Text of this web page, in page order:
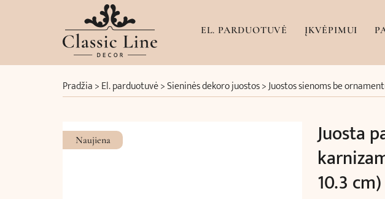
EL. PARDUOTUVĖ ĮKVĖPIMUI
Pradžia>El. parduotuvė>Sieninės dekoro juostos>Juostos sienoms be
Naujiena
Juosta
10.3 cm)